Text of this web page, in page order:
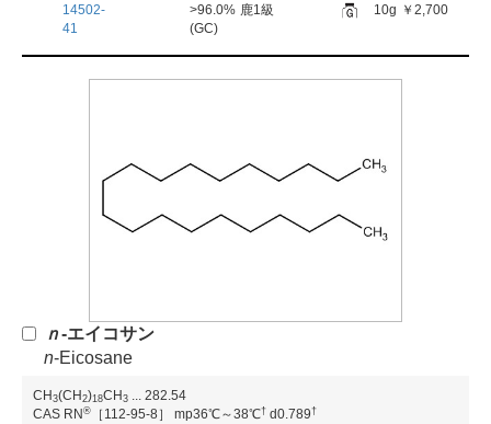
14502-
41
>96.0%
(GC)
鹿1級 10g ￥2,700
ｎ-エイコサン
n-Eicosane
CH 3(CH 2)18CH 3 ... 282.54
CAS RN ® ［112-95-8］ mp36℃～38℃† d0.789†